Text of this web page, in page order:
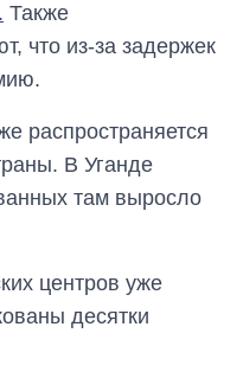
Также
что из-за задержек
распространяется
В Уганде
там выросло
центров уже
десятки